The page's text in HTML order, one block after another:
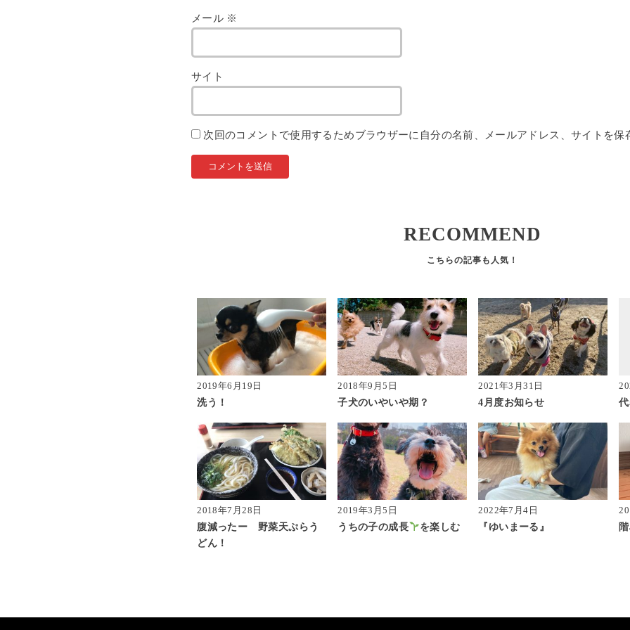
メール ※
サイト
次回のコメントで使用するためブラウザーに自分の名前、メールアドレス、サイトを保
RECOMMEND
2019年6月19日
洗う！
2018年9月5日
子犬のいやいや期？
2021年3月31日
4月度お知らせ
2018年7月28日
腹減ったー 野菜天ぷらう
どん！
2019年3月5日
うちの子の成長 を楽しむ
2022年7月4日
『ゆいまーる』